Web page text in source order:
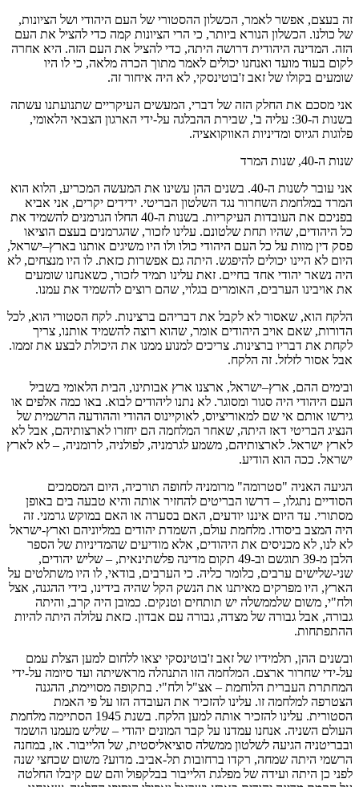
זה בעצם, אפשר לאמר, הכשלון ההסטורי של העם היהודי ושל הציונות,
של כולנו. הכשלון הנורא ביותר, כי הרי הציונות קמה כדי להציל את העם
הזה. המדינה היהודית דרושה היתה, כדי להציל את העם הזה. היא אחרה
לקום בעוד מועד ואנחנו יכולים לאמר מתוך הכרה מלאה, כי לו היו
שומעים בקולו של זאב ז'בוטינסקי, לא היה איחור זה.
אני מסכם את החלק הזה של דברי, המעשים העיקריים שתנועתנו עשתה
בשנות ה-30: עליה ב', שבירת ההבלגה על-ידי הארגון הצבאי הלאומי,
פלוגות הגיוס ומדיניות האווקואציה.
שנות ה-40, שנות המרד
אני עובר לשנות ה-40. בשנים ההן עשינו את המעשה המכריע, הלוא הוא
המרד במלחמת השחרור נגד השלטון הבריטי. ידידים יקרים, אני אביא
בפניכם את העובדות העיקריות. בשנות ה-40 החלו הגרמנים להשמיד את
כל היהודים, שהיו תחת שלטונם. עלינו לזכור, שהגרמנים בעצם הוציאו
פסק דין מוות על כל העם היהודי כולו ולו היו משיגים אותנו בארץ–ישראל,
היום לא היינו יכולים להיפגש. היתה גם אפשרות כזאת. לו היו מנצחים, לא
היה נשאר יהודי אחד בחיים. זאת עלינו תמיד לזכור, כשאנחנו שומעים
את אויבינו הערבים, האומרים בגלוי, שהם רוצים להשמיד את עמנו.
הלקח הוא, שאסור לא לקבל את דבריהם ברצינות. לקח הסטורי הוא, לכל
הדורות, שאם אויב היהודים אומר, שהוא רוצה להשמיד אותנו, צריך
לקחת את דבריו ברצינות. צריכים למנוע ממנו את היכולת לבצע את זממו.
אבל אסור לזלזל. זה הלקח.
ובימים ההם, ארץ–ישראל, ארצנו ארץ אבותינו, הבית הלאומי בשביל
העם היהודי היה סגור ומסוגר. לא נתנו ליהודים לבוא. באו כמה אלפים או
גירשו אותם אי שם למאוריציוס, לאוקיינוס ההודי וההודעה הרשמית של
הנציג הבריטי דאז היתה, שאחר המלחמה הם יחזרו לארצותיהם, אבל לא
לארץ ישראל. לארצותיהם, משמע לגרמניה, לפולניה, לרומניה, – לא לארץ
ישראל. ככה הוא הודיע.
הגיעה האניה "סטרומה" מרומניה לחופה תורכיה, היום המסמכים
הסודיים נתגלו, – דרשו הבריטים להחזיר אותה והיא טבעה בים באופן
מסתורי. עד היום איננו יודעים, האם בסערה או האם במוקש גרמני. זה
היה המצב ביסודו. מלחמת עולם, השמדת יהודים במליוניהם וארץ-ישראל
לא לנו, לא מכניסים את היהודים, אלא מודיעים שהמדיניות של הספר
הלבן מ-39 תוגשם וב-49 תקום מדינה פלשתינאית, – שליש יהודים,
שני-שלישים ערבים, כלומר כליה. כי הערבים, בודאי, לו היו משתלטים על
הארץ, היו מפרקים מאיתנו את הנשק הקל שהיה בידינו, בידי ההגנה, אצל
ולח"י, משום שלממשלה יש תותחים וטנקים. כמובן היה קרב, והיתה
גבורה, אבל גבורה של מצדה, גבורה עם אבדון. כזאת עלולה היתה להיות
ההתפתחות.
ובשנים ההן, תלמידיו של זאב ז'בוטינסקי יצאו ללחום למען הצלת עמם
על-ידי שחרור ארצם. המלחמה הזו התנהלה מראשיתה ועד סיומה על-ידי
המחתרת העברית הלוחמת – אצ"ל ולח"י. בתקופה מסויימת, ההגנה
הצטרפה למלחמה זו. עלינו להזכיר את העובדה הזו על פי האמת
הסטורית. עלינו להזכיר אותה למען הלקח. בשנת 1945 הסתיימה מלחמת
העולם השניה. אנחנו עמדנו על קבר המונים יהודי – שליש מעמנו הושמד
ובבריטניה הגיעה לשלטון ממשלה סוציאליסטית, של הלייבור. אז, במחנה
הרשמי היתה שמחה, רקדו ברחובות תל-אביב. מדוע? משום שכחצי שנה
לפני כן היתה ועידה של מפלגת הלייבור בבלקפול והם שם קיבלו החלטה